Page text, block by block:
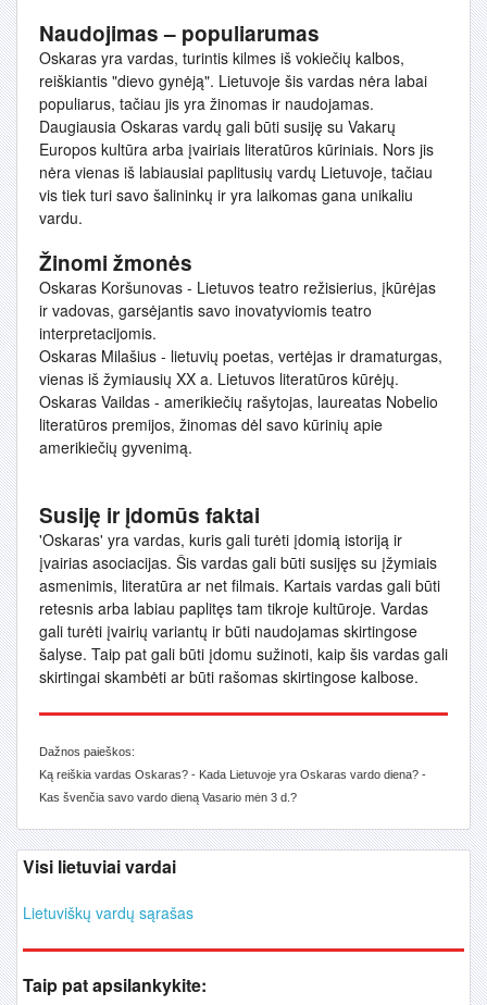
Naudojimas – populiarumas
Oskaras yra vardas, turintis kilmes iš vokiečių kalbos,
reiškiantis "dievo gynėją". Lietuvoje šis vardas nėra labai
populiarus, tačiau jis yra žinomas ir naudojamas.
Daugiausia Oskaras vardų gali būti susiję su Vakarų
Europos kultūra arba įvairiais literatūros kūriniais. Nors jis
nėra vienas iš labiausiai paplitusių vardų Lietuvoje, tačiau
vis tiek turi savo šalininkų ir yra laikomas gana unikaliu
vardu.
Žinomi žmonės
Oskaras Koršunovas - Lietuvos teatro režisierius, įkūrėjas
ir vadovas, garsėjantis savo inovatyviomis teatro
interpretacijomis.
Oskaras Milašius - lietuvių poetas, vertėjas ir dramaturgas,
vienas iš žymiausių XX a. Lietuvos literatūros kūrėjų.
Oskaras Vaildas - amerikiečių rašytojas, laureatas Nobelio
literatūros premijos, žinomas dėl savo kūrinių apie
amerikiečių gyvenimą.
Susiję ir įdomūs faktai
'Oskaras' yra vardas, kuris gali turėti įdomią istoriją ir
įvairias asociacijas. Šis vardas gali būti susijęs su įžymiais
asmenimis, literatūra ar net filmais. Kartais vardas gali būti
retesnis arba labiau paplitęs tam tikroje kultūroje. Vardas
gali turėti įvairių variantų ir būti naudojamas skirtingose
šalyse. Taip pat gali būti įdomu sužinoti, kaip šis vardas gali
skirtingai skambėti ar būti rašomas skirtingose kalbose.
Dažnos paieškos:
Ką reiškia vardas Oskaras? - Kada Lietuvoje yra Oskaras vardo diena? -
Kas švenčia savo vardo dieną Vasario mėn 3 d.?
Visi lietuviai vardai
Lietuviškų vardų sąrašas
Taip pat apsilankykite: